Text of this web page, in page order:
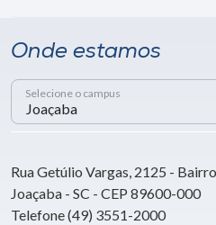
Onde estamos
Selecione o campus
Rua Getúlio Vargas, 2125 -
Joaçaba - SC - CEP 89600-000
Telefone (49) 3551-2000